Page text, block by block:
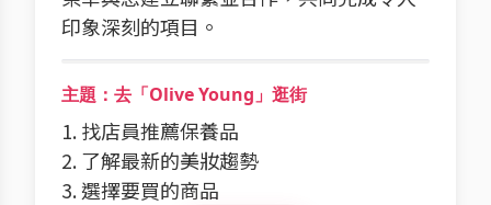
印象深刻的項目。
主題：去「Olive Young」逛街
1. 找店員推薦保養品
2. 了解最新的美妝趨勢
3. 選擇要買的商品